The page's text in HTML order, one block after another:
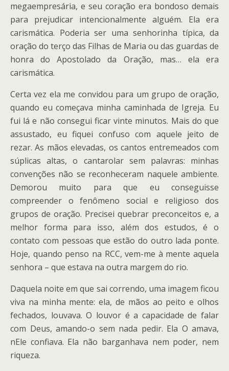
megaempresária, e seu coração era bondoso demais
para prejudicar intencionalmente alguém. Ela era
carismática. Poderia ser uma senhorinha típica, da
oração do terço das Filhas de Maria ou das guardas de
honra do Apostolado da Oração, mas… ela era
carismática.
Certa vez ela me convidou para um grupo de oração,
quando eu começava minha caminhada de Igreja. Eu
fui lá e não consegui ficar vinte minutos. Mais do que
assustado, eu fiquei confuso com aquele jeito de
rezar. As mãos elevadas, os cantos entremeados com
súplicas altas, o cantarolar sem palavras: minhas
convenções não se reconheceram naquele ambiente.
Demorou muito para que eu conseguisse
compreender o fenômeno social e religioso dos
grupos de oração. Precisei quebrar preconceitos e, a
melhor forma para isso, além dos estudos, é o
contato com pessoas que estão do outro lada ponte.
Hoje, quando penso na RCC, vem-me à mente aquela
senhora – que estava na outra margem do rio.
Daquela noite em que sai correndo, uma imagem ficou
viva na minha mente: ela, de mãos ao peito e olhos
fechados, louvava. O louvor é a capacidade de falar
com Deus, amando-o sem nada pedir. Ela O amava,
nEle confiava. Ela não barganhava nem poder, nem
riqueza.